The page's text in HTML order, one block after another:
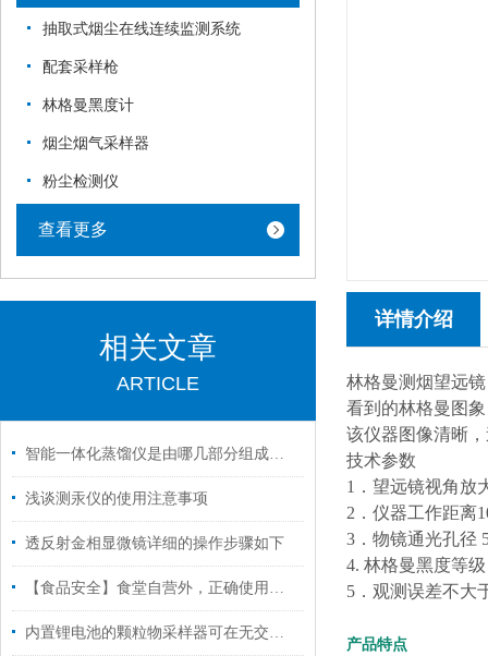
抽取式烟尘在线连续监测系统
配套采样枪
林格曼黑度计
烟尘烟气采样器
粉尘检测仪
查看更多
相关文章
ARTICLE
智能一体化蒸馏仪是由哪几部分组成的呢？
浅谈测汞仪的使用注意事项
透反射金相显微镜详细的操作步骤如下
【食品安全】食堂自营外，正确使用食品安全检测仪尤为重要
内置锂电池的颗粒物采样器可在无交流电情况下正常使用
详情介绍
林格曼测烟望远
看到的林格曼图
该仪器图像清晰
技术参数
1．望远镜视角放
2．仪器工作距离
3．物镜通光孔径
4. 林格曼黑度等
5．观测误差不大
产品特点